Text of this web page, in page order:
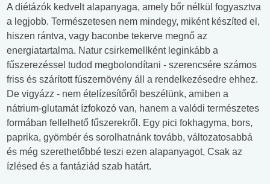
A diétázók kedvelt alapanyaga, amely bőr nélkül fogyasztva
a legjobb. Természetesen nem mindegy, miként készíted el,
hiszen rántva, vagy baconbe tekerve megnő az
energiatartalma. Natur csirkemellként leginkább a
fűszerezéssel tudod megbolondítani - szerencsére számos
friss és szárított fúszernövény áll a rendelkezésedre ehhez.
De vigyázz - nem ételízesítőről beszélünk, amiben a
nátrium-glutamát ízfokozó van, hanem a valódi természetes
formában fellelhető fűszerekről. Egy pici fokhagyma, bors,
paprika, gyömbér és sorolhatnánk tovább, változatosabbá
és még szerethetőbbé teszi ezen alapanyagot, Csak az
ízlésed és a fantáziád szab határt.